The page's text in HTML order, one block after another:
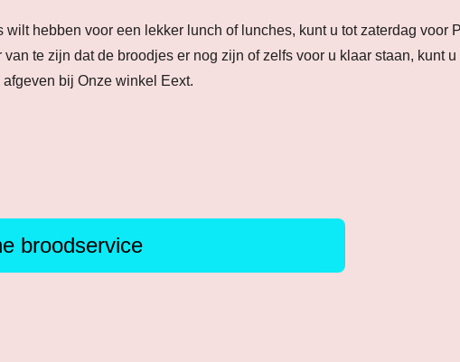
hebben voor een lekker lunch of lunches, kunt u tot zaterdag voor
te zijn dat de broodjes er nog zijn of zelfs voor u klaar staan, kunt
bij Onze winkel Eext.
broodservice